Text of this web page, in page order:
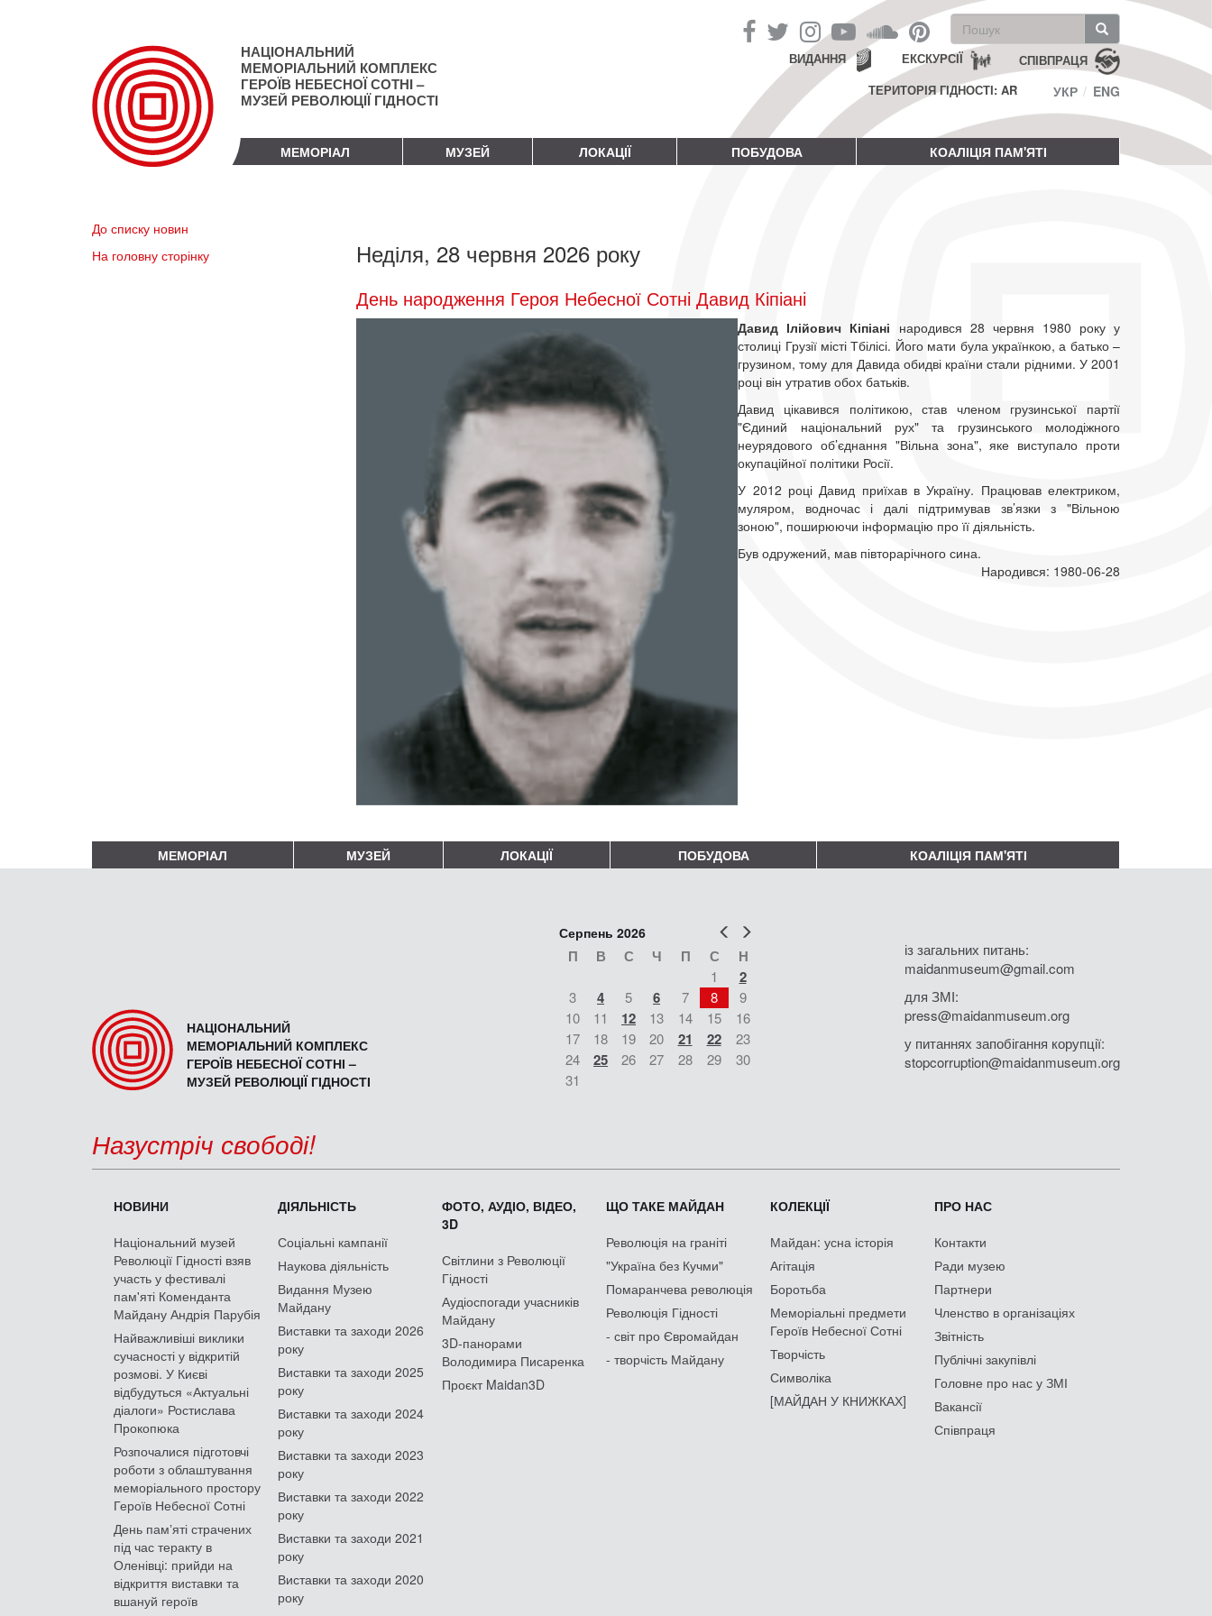
НАЦІОНАЛЬНИЙ
МЕМОРІАЛЬНИЙ КОМПЛЕКС
ГЕРОЇВ НЕБЕСНОЇ СОТНІ –
МУЗЕЙ РЕВОЛЮЦІЇ ГІДНОСТІ
Пошукова
форма
Пошук СПІВПРАЦЯ
ЕКСКУРСІЇ
ВИДАННЯ
ТЕРИТОРІЯ ГІДНОСТІ: AR
УКР ENG
МЕМОРІАЛ МУЗЕЙ ЛОКАЦІЇ ПОБУДОВА КОАЛІЦІЯ ПАМ'ЯТІ
До списку новин
На головну сторінку
Неділя, 28 червня 2026 року
День народження Героя Небесної Сотні Давид Кіпіані
Давид Ілійович Кіпіані народився 28 червня 1980 року у
столиці Грузії місті Тбілісі. Його мати була українкою, а батько –
грузином, тому для Давида обидві країни стали рідними. У 2001
році він утратив обох батьків.
Давид цікавився політикою, став членом грузинської партії
"Єдиний національний рух" та грузинського молодіжного
неурядового об’єднання "Вільна зона", яке виступало проти
окупаційної політики Росії.
У 2012 році Давид приїхав в Україну. Працював електриком,
муляром, водночас і далі підтримував зв’язки з "Вільною
зоною", поширюючи інформацію про її діяльність.
Був одружений, мав півторарічного сина.
Народився: 1980-06-28
МЕМОРІАЛ МУЗЕЙ ЛОКАЦІЇ ПОБУДОВА КОАЛІЦІЯ ПАМ'ЯТІ
НАЦІОНАЛЬНИЙ
МЕМОРІАЛЬНИЙ КОМПЛЕКС
ГЕРОЇВ НЕБЕСНОЇ СОТНІ –
МУЗЕЙ РЕВОЛЮЦІЇ ГІДНОСТІ
Попер
Серпень 2026
П В С Ч П С Н
1 2
3 4 5 6 7 8
9
10
11 12 13 14 15
16
17
18 19 20 21 22
23
24
25 26 27 28 29
30
31
із загальних питань:
maidanmuseum@gmail.com
для ЗМІ:
press@maidanmuseum.org
у питаннях запобігання корупції:
stopcorruption@maidanmuseum.org
Назустріч свободі!
НОВИНИ
Національний музей
Революції Гідності взяв
участь у фестивалі
пам'яті Коменданта
Майдану Андрія Парубія
Найважливіші виклики
сучасності у відкритій
розмові. У Києві
відбудуться «Актуальні
діалоги» Ростислава
Прокопюка
Розпочалися підготовчі
роботи з облаштування
меморіального простору
Героїв Небесної Сотні
День памʼяті страчених
під час теракту в
Оленівці: прийди на
відкриття виставки та
вшануй героїв
ДІЯЛЬНІСТЬ
Соціальні кампанії
Наукова діяльність
Видання Музею
Майдану
Виставки та заходи 2026
року
Виставки та заходи 2025
року
Виставки та заходи 2024
року
Виставки та заходи 2023
року
Виставки та заходи 2022
року
Виставки та заходи 2021
року
Виставки та заходи 2020
року
ФОТО, АУДІО, ВІДЕО,
3D
Світлини з Революції
Гідності
Аудіоспогади учасників
Майдану
3D-панорами
Володимира Писаренка
Проєкт Maidan3D
ЩО ТАКЕ МАЙДАН
Революція на граніті
"Україна без Кучми"
Помаранчева революція
Революція Гідності
- світ про Євромайдан
- творчість Майдану
КОЛЕКЦІЇ
Майдан: усна історія
Агітація
Боротьба
Меморіальні предмети
Героїв Небесної Сотні
Творчість
Символіка
[МАЙДАН У КНИЖКАХ]
ПРО НАС
Контакти
Ради музею
Партнери
Членство в організаціях
Звітність
Публічні закупівлі
Головне про нас у ЗМІ
Вакансії
Співпраця